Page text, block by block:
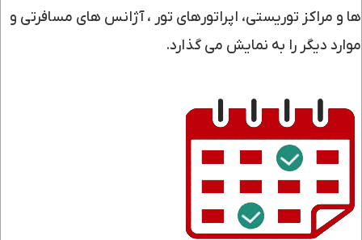
ها و مراکز توریستی، اپراتورهای تور ، آژانس های مسافرتی و
موارد دیگر را به نمایش می گذارد.